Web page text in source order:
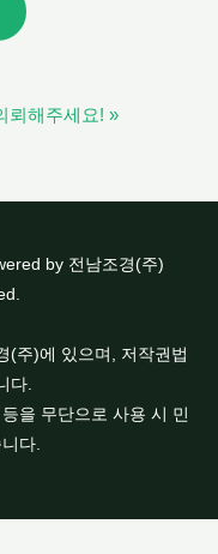
뢰해주세요! »
by 전남조경(주)
(주)에 있으며, 저작권법
다.
을 무단으로 사용 시 민
다.